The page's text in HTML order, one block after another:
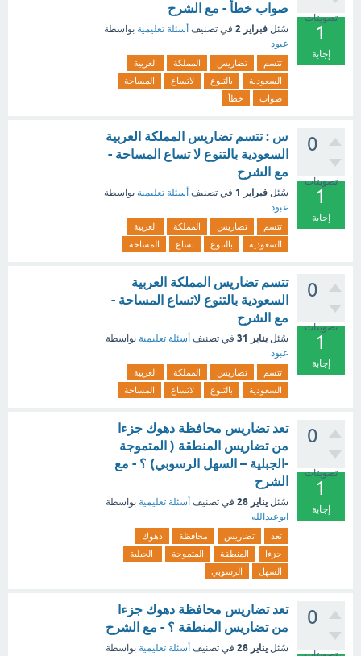
تصويتات
1
إجابة
صواب خطأ - مع الشرح
سُئل فبراير 2 في تصنيف أسئلة تعليمية بواسطة
عبود
تتسم تضاريس المملكة
العربية
السعودية
بالتنوع لاتساع
المساحة
صواب
خطأ
0
تصويتات
1
إجابة
س : تتسم تضاريس المملكة العربية
السعودية بالتنوع لا تساع المساحة -
مع الشرح
سُئل فبراير 1 في تصنيف أسئلة تعليمية بواسطة
عبود
تتسم تضاريس المملكة
العربية
السعودية
بالتنوع تساع المساحة
0
تصويتات
1
إجابة
تتسم تضاريس المملكة العربية
السعودية بالتنوع لاتساع المساحة -
مع الشرح
سُئل يناير 31 في تصنيف أسئلة تعليمية بواسطة
عبود
تتسم تضاريس المملكة
العربية
السعودية
بالتنوع لاتساع المساحة
0
تصويتات
1
إجابة
تعد تضاريس محافظة دهوك جزءا
من تضاريس المنطقة ( المتموجة
-الجبلية – السهل الرسوبي) ؟ - مع
الشرح
سُئل يناير 28 في تصنيف أسئلة تعليمية بواسطة
ابوعبدالله
تعد تضاريس محافظة
دهوك
جزءا
المنطقة المتموجة
-الجبلية
السهل
الرسوبي
0
تعد تضاريس محافظة دهوك جزءا
من تضاريس المنطقة ؟ - مع الشرح
سُئل يناير 28 في تصنيف أسئلة تعليمية بواسطة